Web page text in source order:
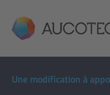
AUCOTEC
Une modification à